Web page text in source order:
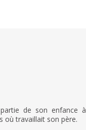
de son enfance à
où travaillait son père.